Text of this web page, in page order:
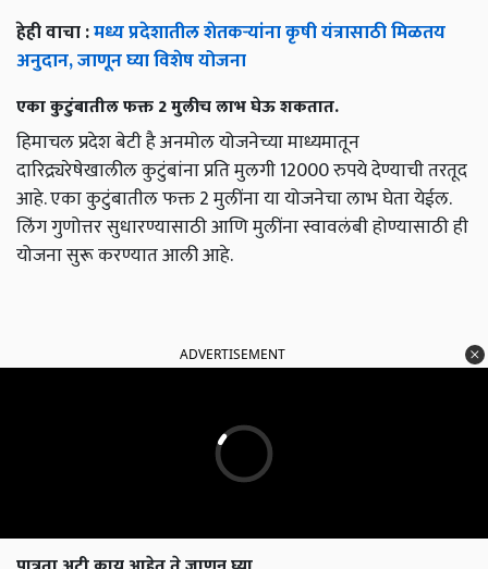
हेही वाचा :मध्य प्रदेशातील शेतकऱ्यांना कृषी यंत्रासाठी मिळतय
अनुदान, जाणून घ्या विशेष योजना
एका कुटुंबातील फक्त 2 मुलीच लाभ घेऊ शकतात.
हिमाचल प्रदेश बेटी है अनमोल योजनेच्या माध्यमातून
दारिद्र्यरेषेखालील कुटुंबांना प्रति मुलगी 12000 रुपये देण्याची तरतूद
आहे. एका कुटुंबातील फक्त 2 मुलींना या योजनेचा लाभ घेता येईल.
लिंग गुणोत्तर सुधारण्यासाठी आणि मुलींना स्वावलंबी होण्यासाठी ही
योजना सुरू करण्यात आली आहे.
ADVERTISEMENT